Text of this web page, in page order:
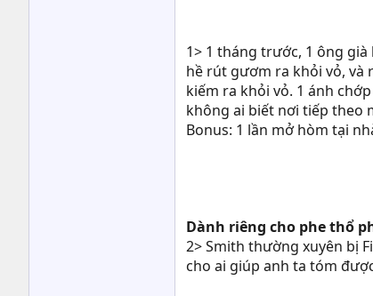
1> 1 tháng trước, 1 ông
hề rút gươm ra khỏi vỏ, và
kiếm ra khỏi vỏ. 1 ánh
không ai biết nơi tiếp theo
Bonus: 1 lần mở hòm tại
Dành riêng cho phe thổ
2> Smith thường xuyên bị
cho ai giúp anh ta tóm